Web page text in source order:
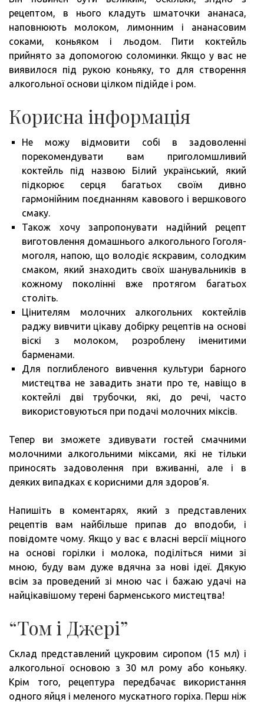
рецептом, в нього кладуть шматочки ананаса,
наповнюють молоком, лимонним і ананасовим
соками, коньяком і льодом. Пити коктейль
прийнято за допомогою соломинки. Якщо у вас не
виявилося під рукою коньяку, то для створення
алкогольної основи цілком підійде і ром.
Корисна інформація
Не можу відмовити собі в задоволенні
порекомендувати вам приголомшливий
коктейль під назвою Білий український, який
підкорює серця багатьох своїм дивно
гармонійним поєднанням кавового і вершкового
смаку.
Також хочу запропонувати надійний рецепт
виготовлення домашнього алкогольного Гоголя-
моголя, напою, що володіє яскравим, солодким
смаком, який знаходить своїх шанувальників в
кожному поколінні вже протягом багатьох
століть.
Цінителям молочних алкогольних коктейлів
раджу вивчити цікаву добірку рецептів на основі
віскі з молоком, розроблену іменитими
барменами.
Для поглибленого вивчення культури барного
мистецтва не завадить знати про те, навіщо в
коктейлі дві трубочки, які, до речі, часто
використовуються при подачі молочних міксів.
Тепер ви зможете здивувати гостей смачними
молочними алкогольними міксами, які не тільки
приносять задоволення при вживанні, але і в
деяких випадках є корисними для здоров’я.
Напишіть в коментарях, який з представлених
рецептів вам найбільше припав до вподоби, і
повідомте чому. Якщо у вас є власні версії міцного
на основі горілки і молока, поділіться ними зі
мною, буду вам дуже вдячна за нові ідеї. Дякую
всім за проведений зі мною час і бажаю удачі на
найцікавішому терені барменського мистецтва!
“Том і Джері”
Склад представлений цукровим сиропом (15 мл) і
алкогольної основою з 30 мл рому або коньяку.
Крім того, рецептура передбачає використання
одного яйця і меленого мускатного горіха. Перш ніж